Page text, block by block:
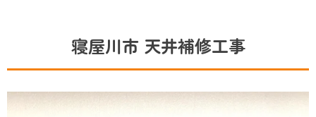
寝屋川市 天井補修工事